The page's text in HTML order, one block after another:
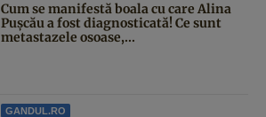
Cum se manifestă boala cu care Alina
Pușcău a fost diagnosticată! Ce sunt
metastazele osoase,...
GANDUL.RO